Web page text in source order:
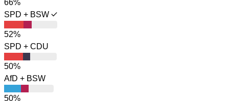
66%
SPD + BSW
52%
SPD + CDU
50%
AfD + BSW
50%